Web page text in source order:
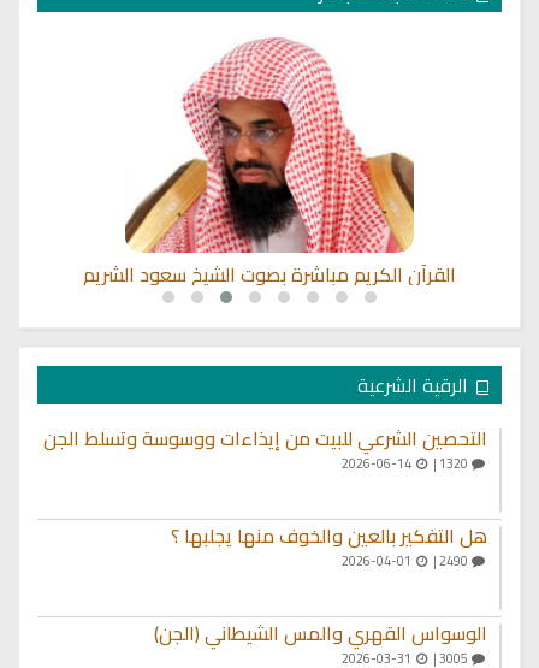
القرآن الكريم مباشرة بصوت الشيخ سعود الشريم
الرقية الشرعية
التحصين الشرعي للبيت من إيذاءات ووسوسة وتسلط الجن
2026-06-14
هل التفكير بالعين والخوف منها يجلبها ؟
الوسواس القهري والمس الشيطاني (الجن)